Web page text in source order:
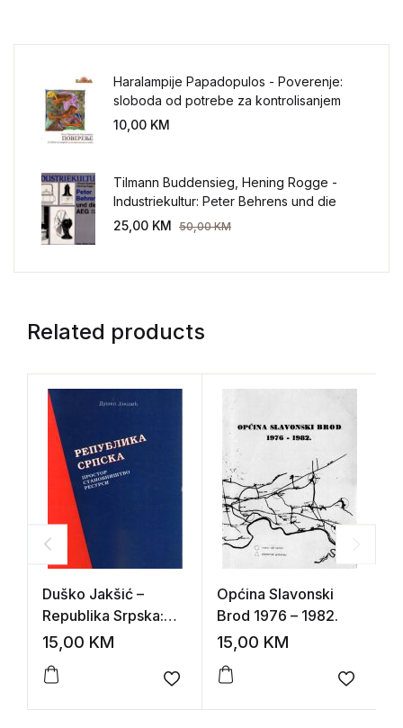
Haralampije Papadopulos - Poverenje:
sloboda od potrebe za kontrolisanjem
sveta
10,00 KM
Tilmann Buddensieg, Hening Rogge -
Industriekultur: Peter Behrens und die
AEG 1907-1914.
25,00 KM 50,00KM
Related products
Duško Jakšić –
Republika Srpska:
prostor,
15,00 KM
Add to wishlist
Općina Slavonski
Brod 1976 – 1982.
15,00 KM
Add to